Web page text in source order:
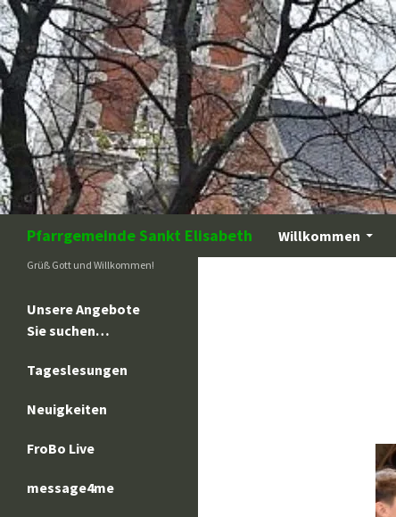
Zum
Inhalt
springen
Pfarrgemeinde Sankt Elisabeth Willkommen
Grüß Gott und Willkommen!
Unsere Angebote
Sie suchen…
Tageslesungen
Neuigkeiten
FroBo Live
message4me